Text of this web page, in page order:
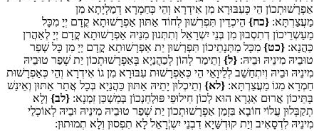
אַפְרָשׁוּתְכוֹן הֵי כְּעִבּוּרָא מִן אִידְרָא וְהֵי כְּחַמְרָא דְמַלְיָתָא מִן
מַעֲצַרְתָּא: {כח} הֵיכְדֵין תִּפְרְשׁוּן לְחוֹד אַתּוּן אַפְרָשׁוּתָא קֳדָם יְיָ מִכָּל
מַעַשְרֵיכוֹן דְתִסְבוּן מִן בְּנֵי יִשְרָאֵל וְתִתְּנוּן מִנֵיהּ אַפְרָשׁוּתָא קֳדָם יְיָ לְאַהֲרן
כַּהֲנָא: {כט} מִכָּל מַתְּנָתֵיכוֹן תִּפְרְשׁוּן יַת אַפְרָשׁוּתָא קֳדָם יְיָ מִן כָּל שְׁפַר
טוּבֵיהּ מִינֵיהּ וּבֵיהּ: {ל} וְתֵימַר לְהוֹן לְכַהֲנַיָא בְּאַפְרָשׁוּתְכוֹן יַת שְׁפַר טוּבֵיהּ
מִינֵיהּ וּבֵיהּ וְיִתְחַשֵׁב לְלֵיוָאֵי הֵי כְּאַפְרָשׁוּת עִבּוּרָא מִן גוֹ אִידְרָא וְהֵי כְּאַפְרָשׁוּת
חַמְרָא מִגוֹ מַעֲצַרְתָּא: {לא} וְתֵיכְלוּן יָתֵיהּ אַתּוּן כַּהֲנַיָא בְּכָל אֲתַר אַתּוּן וְאֵינַשׁ
בָּתֵּיכוֹן אֲרוּם אַגְרָא הוּא לְכוֹן חִילוּפֵי פּוּלְחַנְכוֹן בְּמַשְׁכַּן זִמְנָא: {לב} וְלָא
תְקַבְּלוּן עֲלוֹי חוֹבָא בִּזְמַן אַפְרָשׁוּתְכוֹן יַת שְׁפַר טוּבֵיהּ מִינֵיהּ וּבֵיהּ לְאוֹכְלֵי
מִינֵיהּ לִדְסָאִיב וְיַת קוּדְשַּׁיָא דִבְנֵי יִשְ¦רָאֵל לָא תִפְסוּן וְלָא תְמוּתוּן: